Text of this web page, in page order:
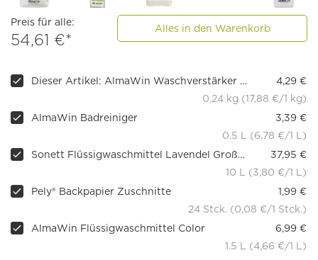
Preis für alle:
54,61 €*
Alles in den Warenkorb
Dieser Artikel: AlmaWin Waschverstärker Multi-Fleckenformel
4,29 €
0.24 kg (17,88 €/1 kg)
AlmaWin Badreiniger
3,39 €
0.5 L (6,78 €/1 L)
Sonett Flüssigwaschmittel Lavendel Großgebinde, 20 l
37,95 €
10 L (3,80 €/1 L)
Pely® Backpapier Zuschnitte
1,99 €
24 Stck. (0,08 €/1 Stck.)
AlmaWin Flüssigwaschmittel Color
6,99 €
1.5 L (4,66 €/1 L)